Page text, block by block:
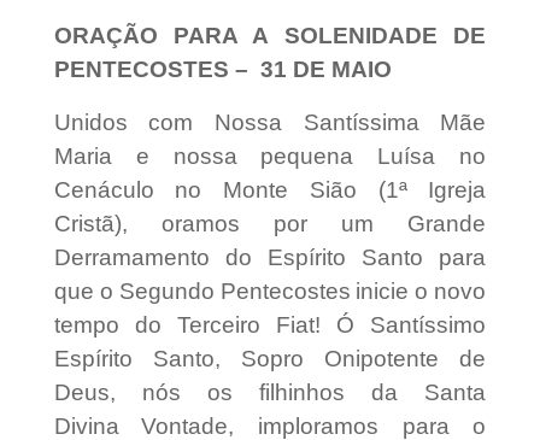
ORAÇÃO PARA A SOLENIDADE DE
PENTECOSTES – 31 DE MAIO
Unidos com Nossa Santíssima Mãe
Maria e nossa pequena Luísa no
Cenáculo no Monte Sião (1ª Igreja
Cristã), oramos por um Grande
Derramamento do Espírito Santo para
que o Segundo Pentecostes inicie o novo
tempo do Terceiro Fiat! Ó Santíssimo
Espírito Santo, Sopro Onipotente de
Deus, nós os filhinhos da Santa
Divina
Vontade, imploramos para o